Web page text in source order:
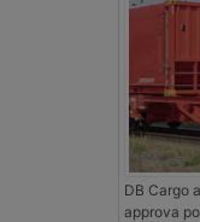
DB Cargo
approva